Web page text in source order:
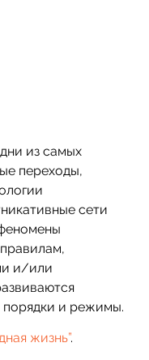
из самых
переходы,
сети
и/или
порядки и режимы.
жизнь”.